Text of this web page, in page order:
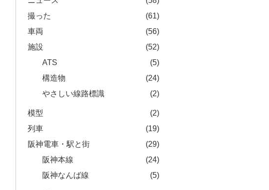
撮った
(61)
車両
(56)
施設
(52)
ATS
(5)
構造物
(24)
やさしい線路標識
(2)
模型
(2)
列車
(19)
阪神電車・駅と街
(29)
阪神本線
(24)
阪神なんば線
(5)